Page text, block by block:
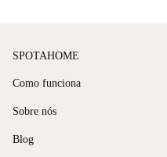
SPOTAHOME
Como funciona
Sobre nós
Blog